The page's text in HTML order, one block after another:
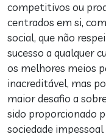
competitivos ou
centrados em si,
social, que não
sucesso a qualquer
os melhores meios
inacreditável, mas
maior desafio a
sido proporcionado
sociedade